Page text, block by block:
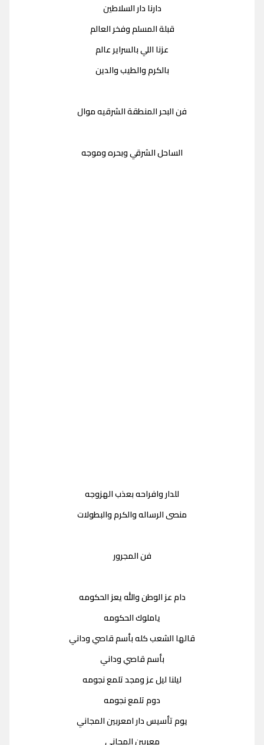
دارنا دار السلاطين
قبلة المسلم وفخر العالم
عزنا اللي بالسراير عالم
بالكرم والطيب والدين
فن البحر المنطقة الشرقيه موال
الساحل الشرقي وبحره وموجه
للدار وافراحه بعذب الهزوجه
منصى الرساله والكرم والبطولات
فن المجرور
دام عز الوطن والله يعز الحكومه
ياملوك الحكومه
قالها الشعب كله بأسم قاصي وداني
بأسم قاصي وداني
ليلنا ليل عز ومجد تلمع نجومه
دوم تلمع نجومه
يوم تأسيس دار امعربين المجاني
معربين المجاني